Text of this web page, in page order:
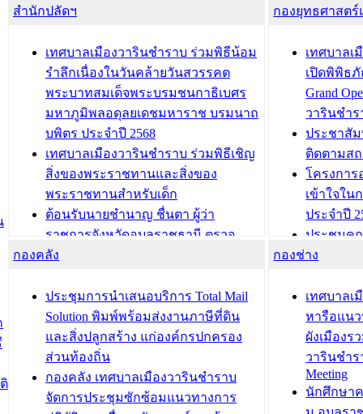
สำนักปลัดฯ
เทศบาลเมืองวารินชำราบ ร่วมพิธีน้อม
รำลึกเนื่องในวันคล้ายวันสวรรคต
พระบาทสมเด็จพระบรมชนกาธิเบศร
มหาภูมิพลอดุลยเดชมหาราช บรมนาถ
บพิตร ประจำปี 2568
เทศบาลเมืองวารินชำราบ ร่วมพิธีเชิญ
สิ่งของพระราชทานและสิ่งของ
พระราชทานสำหรับเด็ก
ต้อนรับนายชำนาญ ชื่นตา ผู้ว่า
ราชการจังหวัดอุบลราชธานี ตรวจ
ความเรียบร้อยของสถานที่ในการเตรี
องคมนตรี
สำนักทะเบียนท้องถิ่นเทศบาลเมือง
วารินชำราบ ดำเนินการมอบทะเบียน
บ้าน ทร.14 และบัตรประจำตัว
ประชาชนบุคคลประเภท 8 แก่บุคคลที่
ได้รับการเพิ่มชื่อในทะเบียนบ้าน
กองยุทธศาสต
เทศบาลเ
เปิดพิพิธภั
Grand
วารินชำร
ประชาสัม
ติดตามส
โครงกา
เข้าใจใน
ประจำปี
ประชุมค
ความเสี่ย
ประชุมที
ชีวา สร้า
ขับเคลื่อน
“เมืองแห่
บทความ อื่นๆ ...
กองคลัง
ประชุมการนำเสนอบริการ Total Mail
Solution พิมพ์พร้อมส่งงานภาษีที่ดิน
และสิ่งปลูกสร้าง แก่องค์กรปกครอง
ส่วนท้องถิ่น
กองคลัง เทศบาลเมืองวารินชำราบ
จัดการประชุมซักซ้อมแนวทางการ
กองช่าง
เทศบาลเ
หารือแน
ผังเมืองร
วารินชำร
Meeting
นักศึกษา